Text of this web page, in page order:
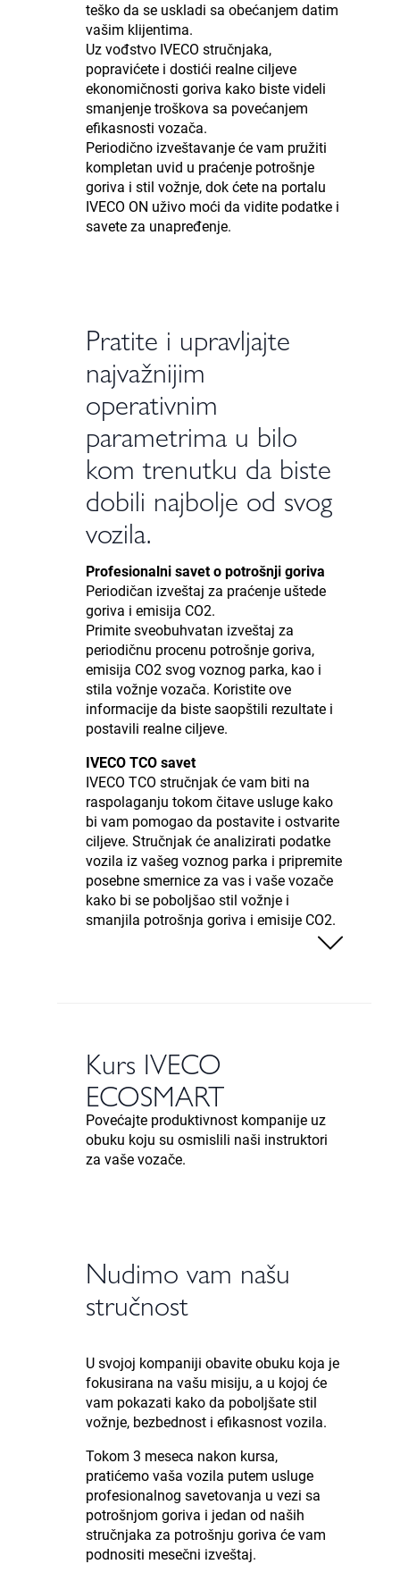
teško da se uskladi sa obećanjem datim
vašim klijentima.
Uz vođstvo IVECO stručnjaka,
popravićete i dostići realne ciljeve
ekonomičnosti goriva kako biste videli
smanjenje troškova sa povećanjem
efikasnosti vozača.
Periodično izveštavanje će vam pružiti
kompletan uvid u praćenje potrošnje
goriva i stil vožnje, dok ćete na portalu
IVECO ON uživo moći da vidite podatke i
savete za unapređenje.
Pratite i upravljajte
najvažnijim
operativnim
parametrima u bilo
kom trenutku da biste
dobili najbolje od svog
vozila.
Profesionalni savet o potrošnji goriva
Periodičan izveštaj za praćenje uštede
goriva i emisija CO2.
Primite sveobuhvatan izveštaj za
periodičnu procenu potrošnje goriva,
emisija CO2 svog voznog parka, kao i
stila vožnje vozača. Koristite ove
informacije da biste saopštili rezultate i
postavili realne ciljeve.
IVECO TCO savet
IVECO TCO stručnjak će vam biti na
raspolaganju tokom čitave usluge kako
bi vam pomogao da postavite i ostvarite
ciljeve. Stručnjak će analizirati podatke
vozila iz vašeg voznog parka i pripremite
posebne smernice za vas i vaše vozače
kako bi se poboljšao stil vožnje i
smanjila potrošnja goriva i emisije CO2.
Kurs IVECO
ECOSMART
Povećajte produktivnost kompanije uz
obuku koju su osmislili naši instruktori
za vaše vozače.
Nudimo vam našu
stručnost
U svojoj kompaniji obavite obuku koja je
fokusirana na vašu misiju, a u kojoj će
vam pokazati kako da poboljšate stil
vožnje, bezbednost i efikasnost vozila.
Tokom 3 meseca nakon kursa,
pratićemo vaša vozila putem usluge
profesionalnog savetovanja u vezi sa
potrošnjom goriva i jedan od naših
stručnjaka za potrošnju goriva će vam
podnositi mesečni izveštaj.